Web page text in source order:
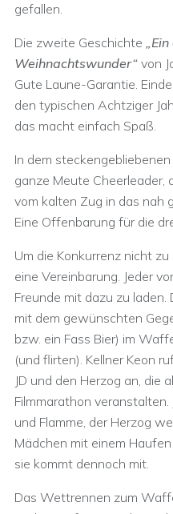
gefallen.
Die zweite Geschichte
Weihnachtswunder“ von
Gute Laune-Garantie.
den typischen Achtziger
das macht einfach Spaß.
In dem
ganze Meute Cheerleader,
vom kalten Zug in das nah
Eine Offenbarung für die
Um die Konkurrenz nicht
eine Vereinbarung. Jeder
Freunde mit dazu zu laden.
mit dem gewünschten
bzw. ein Fass Bier) im
(und flirten). Kellner Keon
JD und den Herzog an, die
Filmmarathon
und Flamme, der Herzog
Mädchen mit einem
sie kommt dennoch mit.
Das Wettrennen zum